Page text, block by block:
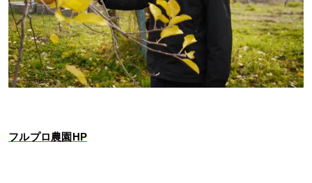
フルプロ農園HP